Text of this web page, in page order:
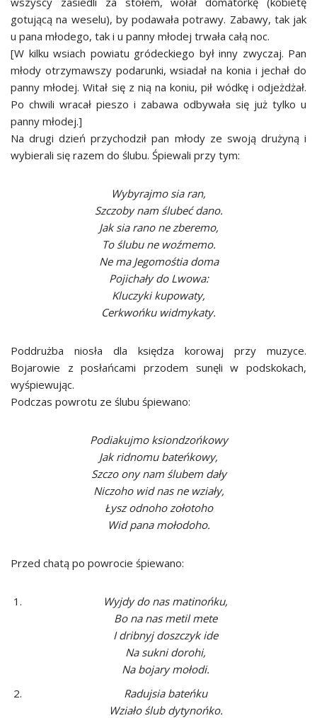
gotującą na weselu), by podawała potrawy. Zabawy, tak jak
u pana młodego, tak i u panny młodej trwała całą noc.
[W kilku wsiach powiatu gródeckiego był inny zwyczaj. Pan
młody otrzymawszy podarunki, wsiadał na konia i jechał do
panny młodej. Witał się z nią na koniu, pił wódkę i odjeżdżał.
Po chwili wracał pieszo i zabawa odbywała się już tylko u
panny młodej.]
Na drugi dzień przychodził pan młody ze swoją drużyną i
wybierali się razem do ślubu. Śpiewali przy tym:
Wybyrajmo sia ran,
Szczoby nam ślubeć dano.
Jak sia rano ne zberemo,
To ślubu ne woźmemo.
Ne ma Jegomośtia doma
Pojichały do Lwowa:
Kluczyki kupowaty,
Cerkwońku widmykaty.
Poddrużba niosła dla księdza korowaj przy muzyce.
Bojarowie z posłańcami przodem sunęli w podskokach,
wyśpiewując.
Podczas powrotu ze ślubu śpiewano:
Podiakujmo ksiondzońkowy
Jak ridnomu bateńkowy,
Szczo ony nam ślubem dały
Niczoho wid nas ne wziały,
Łysz odnoho zołotoho
Wid pana mołodoho.
Przed chatą po powrocie śpiewano:
Wyjdy do nas matinońku,
Bo na nas metil mete
I dribnyj doszczyk ide
Na sukni dorohi,
Na bojary mołodi.
Radujsia bateńku
Wziało ślub dytynońko.